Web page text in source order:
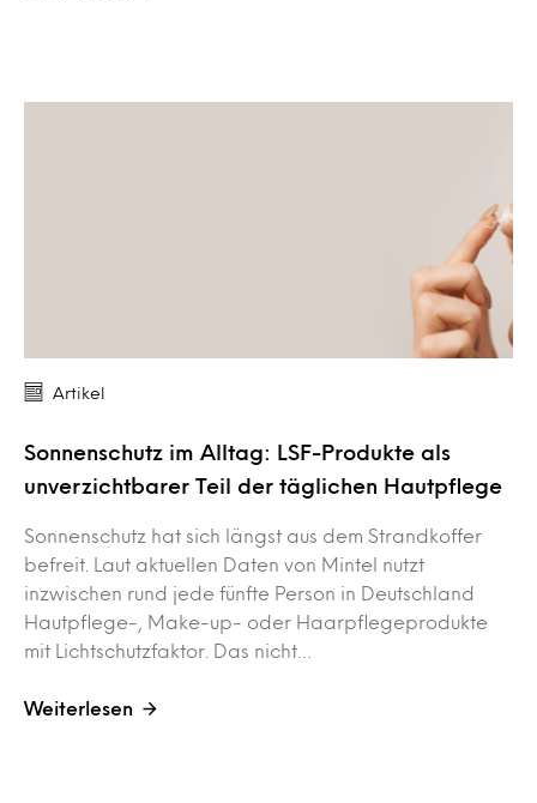
Artikel
Sonnenschutz im Alltag: LSF-Produkte als
unverzichtbarer Teil der täglichen Hautpflege
Sonnenschutz hat sich längst aus dem Strandkoffer
befreit. Laut aktuellen Daten von Mintel nutzt
inzwischen rund jede fünfte Person in Deutschland
Hautpflege-, Make-up- oder Haarpflegeprodukte
mit Lichtschutzfaktor. Das nicht…
Weiterlesen